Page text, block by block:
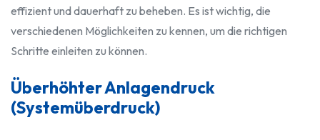
effizient und dauerhaft zu beheben. Es ist wichtig, die
verschiedenen Möglichkeiten zu kennen, um die richtigen
Schritte einleiten zu können.
Überhöhter Anlagendruck
(Systemüberdruck)